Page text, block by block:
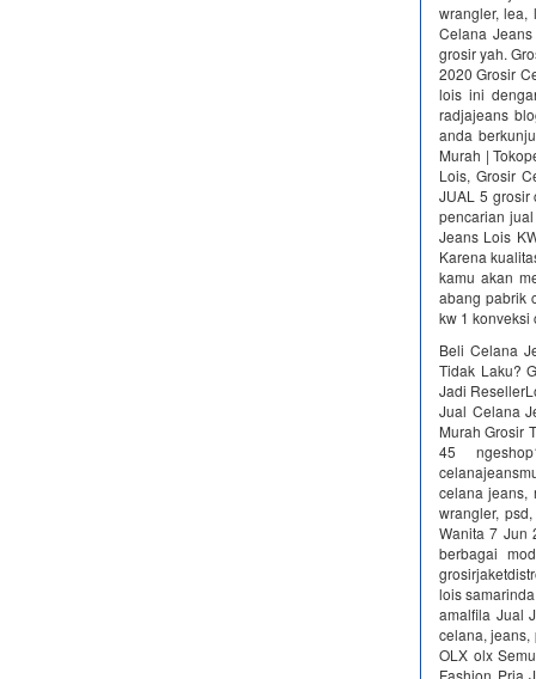
wrangler,
Celana
grosir yah.
2020 Grosir
lois ini
radjajeans
anda
Murah |
Lois, Grosir
JUAL 5 grosir
pencarian
Jeans Lois
Karena
kamu akan
abang pabrik
kw 1
Beli Celana
Tidak Laku?
Jadi
Jual Celana
Murah Grosir
45
celana jeans,
wrangler,
Wanita 7 Jun
berbagai
lois
amalfila Jual
celana, jeans,
OLX olx
Fashion Pria